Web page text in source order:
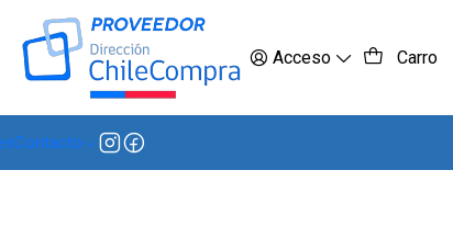
Acceso Carro
Contacto